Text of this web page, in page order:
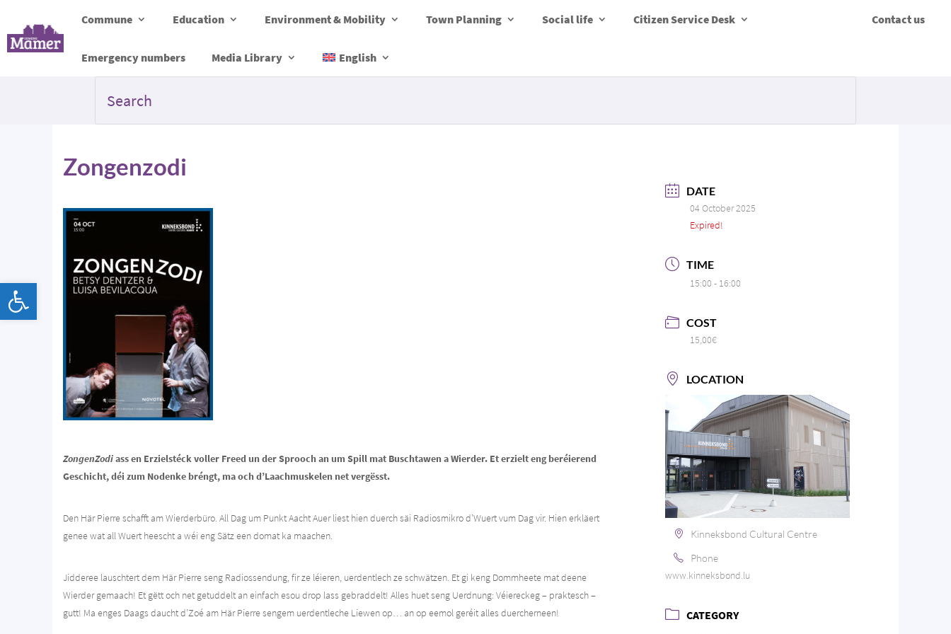
Commune Education Environment & Mobility Town Planning Social life Citizen Service Desk Contact us
Emergency numbers Media Library English
Zongenzodi
ZongenZodiass en Erzielstéck voller Freed un der Sprooch an um Spill mat Buschtawen a Wierder. Et erzielt eng beréierend
Geschicht, déi zum Nodenke bréngt, ma och d’Laachmuskelen net vergësst.
Den Här Pierre schafft am Wierderbüro. All Dag um Punkt Aacht Auer liest hien duerch säi Radiosmikro d’Wuert vum Dag vir. Hien erkläert
genee wat all Wuert heescht a wéi eng Sätz een domat ka maachen.
Jidderee lauschtert dem Här Pierre seng Radiossendung, fir ze léieren, uerdentlech ze schwätzen. Et gi keng Dommheete mat deene
Wierder gemaach! Et gëtt och net getuddelt an einfach esou drop lass gebraddelt! Alles huet seng Uerdnung: Véiereckeg – praktesch –
gutt! Ma enges Daags daucht d’Zoé am Här Pierre sengem uerdentleche Liewen op… an op eemol geréit alles duercherneen!
DATE
04 October 2025
Expired!
TIME
15:00 - 16:00
COST
15,00€
LOCATION
Kinneksbond Cultural Centre
Phone
www.kinneksbond.lu
CATEGORY
Open toolbar